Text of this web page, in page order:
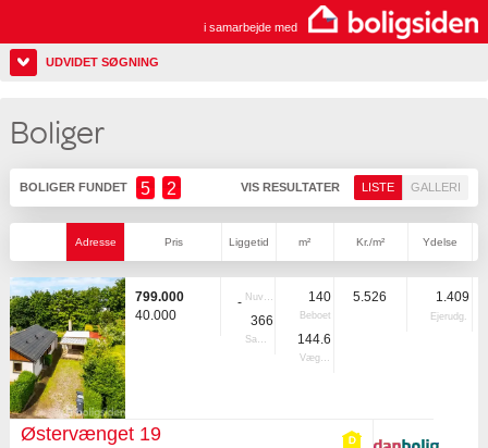
i samarbejde med
UDVIDET SØGNING
Boliger
BOLIGER FUNDET 5 2 VIS RESULTATER LISTE GALLERI
Adresse Pris Liggetid m² Kr./m² Ydelse
799.000
40.000
- Nuvær.
366
Samlet
140
Beboet
144.6
Vægtet
5.526 1.409
Ejerudg.
Østervænget 19